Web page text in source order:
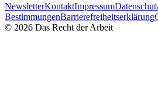
NewsletterKontaktImpressum
BestimmungenBarrierefreiheitserklärung
© 2026 Das Recht der Arbeit